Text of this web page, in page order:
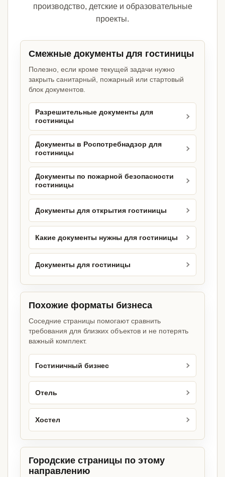
производство, детские и образовательные
проекты.
Смежные документы для гостиницы
Полезно, если кроме текущей задачи нужно
закрыть санитарный, пожарный или стартовый
блок документов.
Разрешительные документы для
гостиницы
Документы в Роспотребнадзор для
гостиницы
Документы по пожарной безопасности
гостиницы
Документы для открытия гостиницы
Какие документы нужны для гостиницы
Документы для гостиницы
Похожие форматы бизнеса
Соседние страницы помогают сравнить
требования для близких объектов и не потерять
важный комплект.
Гостиничный бизнес
Отель
Хостел
Городские страницы по этому
направлению